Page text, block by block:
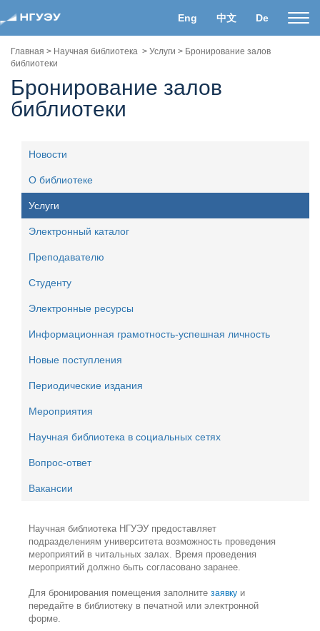
Eng 中文 De
Главная > Научная библиотека > Услуги > Бронирование залов
библиотеки
Бронирование залов
библиотеки
Новости
О библиотеке
Услуги
Электронный каталог
Преподавателю
Студенту
Электронные ресурсы
Информационная грамотность-успешная личность
Новые поступления
Периодические издания
Мероприятия
Научная библиотека в социальных сетях
Вопрос-ответ
Вакансии
Научная библиотека НГУЭУ предоставляет
подразделениям университета возможность проведения
мероприятий в читальных залах. Время проведения
мероприятий должно быть согласовано заранее.
Для бронирования помещения заполните заявку и
передайте в библиотеку в печатной или электронной
форме.